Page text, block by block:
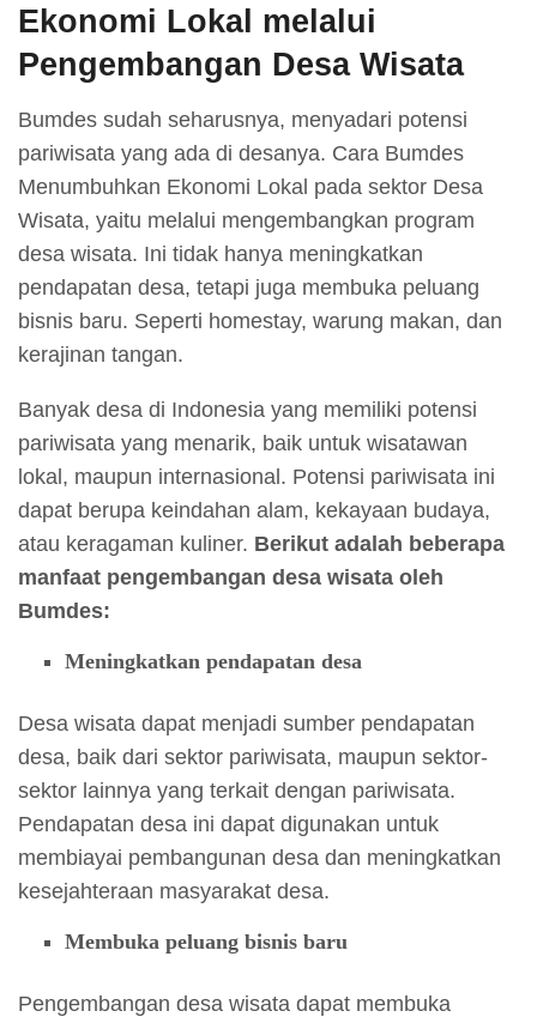
Ekonomi Lokal melalui
Pengembangan Desa Wisata
Bumdes sudah seharusnya, menyadari potensi
pariwisata yang ada di desanya. Cara Bumdes
Menumbuhkan Ekonomi Lokal pada sektor Desa
Wisata, yaitu melalui mengembangkan program
desa wisata. Ini tidak hanya meningkatkan
pendapatan desa, tetapi juga membuka peluang
bisnis baru. Seperti homestay, warung makan, dan
kerajinan tangan.
Banyak desa di Indonesia yang memiliki potensi
pariwisata yang menarik, baik untuk wisatawan
lokal, maupun internasional. Potensi pariwisata ini
dapat berupa keindahan alam, kekayaan budaya,
atau keragaman kuliner. Berikut adalah beberapa
manfaat pengembangan desa wisata oleh
Bumdes:
Meningkatkan pendapatan desa
Desa wisata dapat menjadi sumber pendapatan
desa, baik dari sektor pariwisata, maupun sektor-
sektor lainnya yang terkait dengan pariwisata.
Pendapatan desa ini dapat digunakan untuk
membiayai pembangunan desa dan meningkatkan
kesejahteraan masyarakat desa.
Membuka peluang bisnis baru
Pengembangan desa wisata dapat membuka